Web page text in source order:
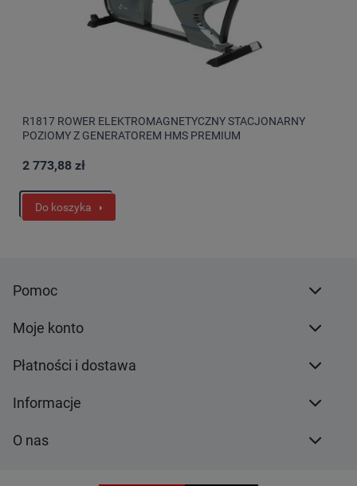
R1817 ROWER ELEKTROMAGNETYCZNY STACJONARNY
POZIOMY Z GENERATOREM HMS PREMIUM
2 773,88 zł
Do koszyka
Pomoc
Moje konto
Płatności i dostawa
Informacje
O nas